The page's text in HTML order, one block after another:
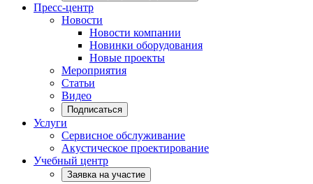
Пресс-центр
Новости
Новости компании
Новинки оборудования
Новые проекты
Мероприятия
Статьи
Видео
Подписаться
Услуги
Сервисное обслуживание
Акустическое проектирование
Учебный центр
Заявка на участие